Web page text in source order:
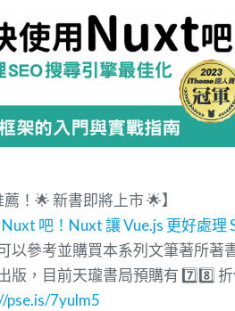
！🌟 新書即將上市 🌟】
吧！Nuxt 讓 Vue.js 更好處理
以參考並購買本系列文筆著所著
版，目前天瓏書局預購有 7️⃣8️⃣
pse.is/7yulm5